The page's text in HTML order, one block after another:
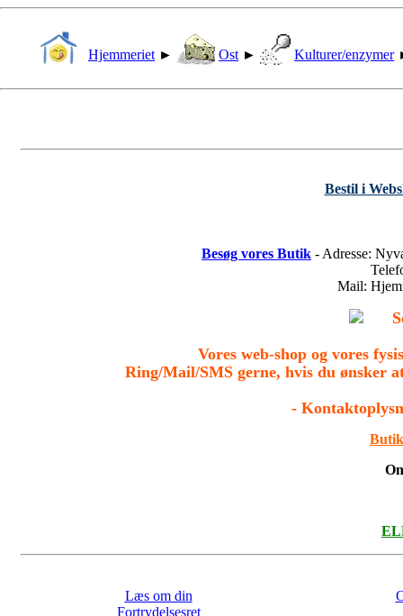
Hjemmeriet ► Ost ► Kulturer/enzymer
Bestil i
Besøg vores Butik - Adresse:
Mail:
Vores web-shop og vores
Ring/Mail/SMS gerne, hvis du ønsker
-
Læs om din
Fortrydelsesret